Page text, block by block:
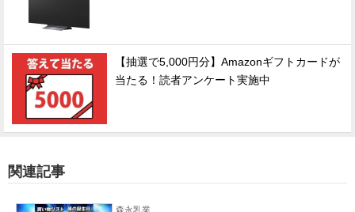
【抽選で5,000円分】Amazonギフトカードが
当たる！読者アンケート実施中
関連記事
森永乳業